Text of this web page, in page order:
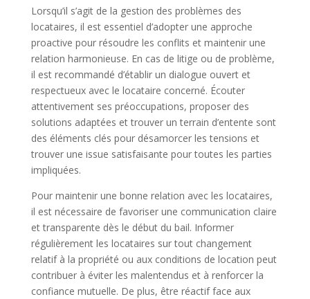
Lorsqu’il s’agit de la gestion des problèmes des
locataires, il est essentiel d’adopter une approche
proactive pour résoudre les conflits et maintenir une
relation harmonieuse. En cas de litige ou de problème,
il est recommandé d’établir un dialogue ouvert et
respectueux avec le locataire concerné. Écouter
attentivement ses préoccupations, proposer des
solutions adaptées et trouver un terrain d’entente sont
des éléments clés pour désamorcer les tensions et
trouver une issue satisfaisante pour toutes les parties
impliquées.
Pour maintenir une bonne relation avec les locataires,
il est nécessaire de favoriser une communication claire
et transparente dès le début du bail. Informer
régulièrement les locataires sur tout changement
relatif à la propriété ou aux conditions de location peut
contribuer à éviter les malentendus et à renforcer la
confiance mutuelle. De plus, être réactif face aux